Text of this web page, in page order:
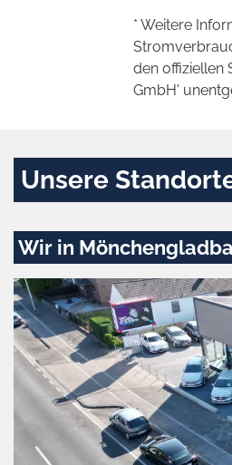
* Weitere
den offiziellen
GmbH'
Unsere
Wir in